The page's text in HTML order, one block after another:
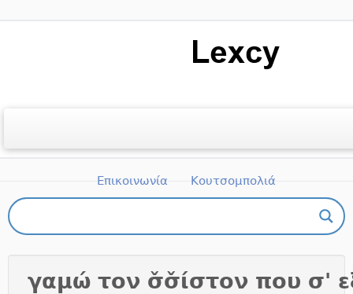
Αρχική Ποιοι είμαστε Βιβλιογραφία
Επικοινωνία Κουτσομπολιά
γαμώ τον σ̌σ̌ίστον που σ'